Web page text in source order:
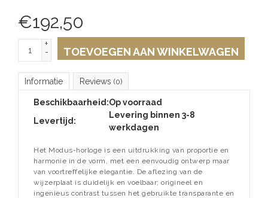
€192,50
+
-
TOEVOEGEN AAN WINKELWAGEN
Informatie Reviews (0)
Beschikbaarheid:Op voorraad
Levertijd:
Levering binnen 3-8
werkdagen
Het Modus-horloge is een uitdrukking van proportie en
harmonie in de vorm, met een eenvoudig ontwerp maar
van voortreffelijke elegantie. De aflezing van de
wijzerplaat is duidelijk en voelbaar; origineel en
ingenieus contrast tussen het gebruikte transparante en